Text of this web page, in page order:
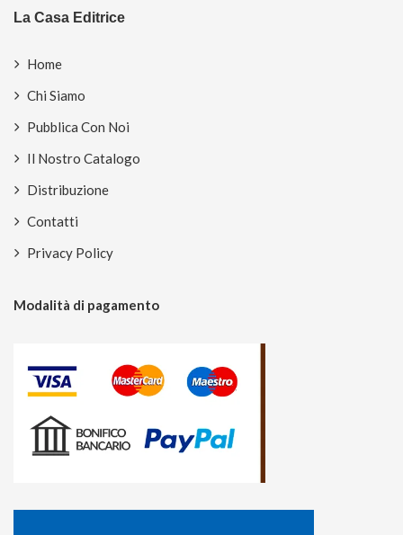
La Casa Editrice
Home
Chi Siamo
Pubblica Con Noi
Il Nostro Catalogo
Distribuzione
Contatti
Privacy Policy
Modalità di pagamento